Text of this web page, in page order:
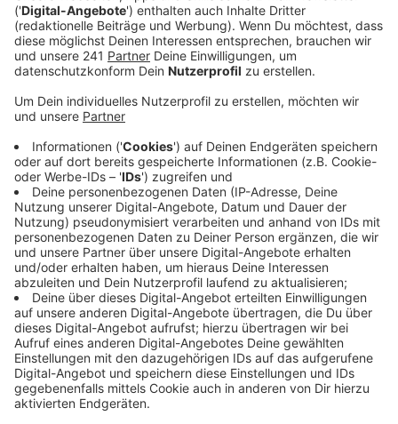
Leidenschaft überzeugen können.
Veröffentlicht:Samstag, 24.09.2022 19:34
Radio Leverkusen hat den Audiopreis der
Landesanstalt für Medien gewonnen. Die Jury hat am
Freitagabend in Düsseldorf unsere
Morgenmoderatoren Jenny Weißenfels und Sebastian
Poullie mit dem Preis für die "Beste Moderation"
ausgezeichnet. Überzeugt hat die Jury die
Authentizität von Sebastian und Jenny sowie ihre
besondere Weise zu unterhalten und zu informieren.
Das ist eine besondere Auszeichnung für unsere
beiden Moderatoren, vor allem, da sie erst seit Mai
2022 gemeinsam als Morning-Show-Duo vor dem
Mikro stehen.